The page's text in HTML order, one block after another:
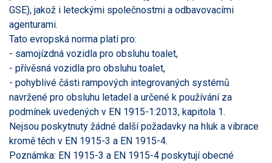
GSE), jakož i leteckými společnostmi a odbavovacími
agenturami.
Tato evropská norma platí pro:
- samojízdná vozidla pro obsluhu toalet,
- přívěsná vozidla pro obsluhu toalet,
- pohyblivé části rampových integrovaných systémů
navržené pro obsluhu letadel a určené k používání za
podmínek uvedených v EN 1915-1:2013, kapitola 1.
Nejsou poskytnuty žádné další požadavky na hluk a vibrace
kromě těch v EN 1915-3 a EN 1915-4.
Poznámka: EN 1915-3 a EN 1915-4 poskytují obecné